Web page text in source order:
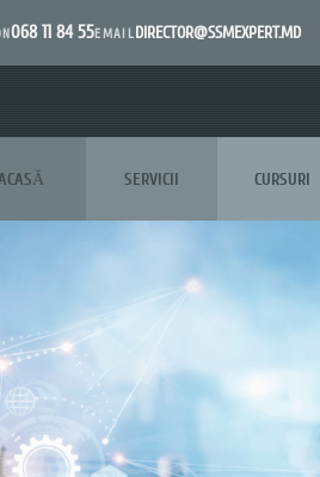
068 11 84 55EMAILDIRECTOR@SSMEXPERT.MD
ACASĂ SERVICII CURSURI